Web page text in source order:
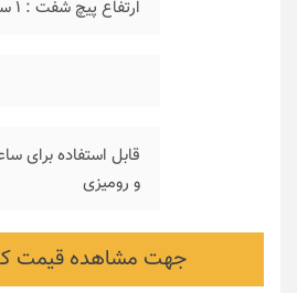
ارتفاع پیچ شفت : ۱ سانتی متر
قابل استفاده برای
و رومیزی
جهت مشاهده قیمت